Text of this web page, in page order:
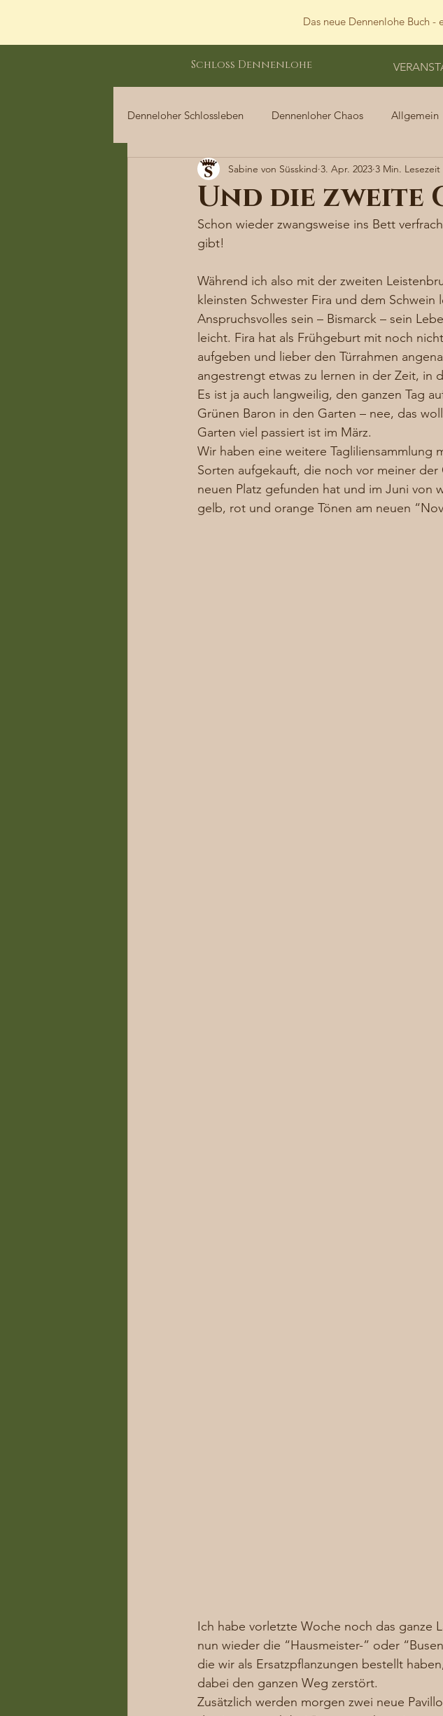
Das neue Dennenlohe Buch -
Schloss Dennenlohe
Denneloher Schlossleben Dennenloher Chaos Allgemein
Dennenloher Schlossleben
Und die zweite
Sabine von Süsskind 3. Apr. 2023 3 Min. Lesezeit
Schon wieder zwangsweise ins Bett
gibt!
Während ich also mit der zweiten
kleinsten Schwester Fira und dem
Anspruchsvolles sein – Bismarck – sein
leicht. Fira hat als Frühgeburt mit noch
aufgeben und lieber den Türrahmen
angestrengt etwas zu lernen in der Zeit, in
Es ist ja auch langweilig, den ganzen Tag
Grünen Baron in den Garten – nee, das
Garten viel passiert ist im März.
Wir haben eine weitere Tagliliensammlung
Sorten aufgekauft, die noch vor meiner
neuen Platz gefunden hat und im Juni von
gelb, rot und orange Tönen am neuen
Ich habe vorletzte Woche noch das ganze
nun wieder die “Hausmeister-” oder
die wir als Ersatzpflanzungen bestellt
dabei den ganzen Weg zerstört.
Zusätzlich werden morgen zwei neue